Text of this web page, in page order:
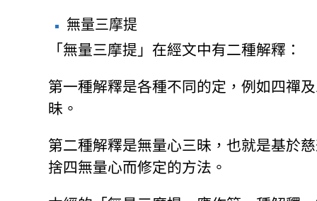
無量三摩提
「無量三摩提」在經文中有二種解釋：
第一種解釋是各種不同的定，例如四禪
昧。
第二種解釋是無量心三昧，也就是基於
捨四無量心而修定的方法。